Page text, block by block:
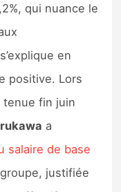
qui nuance le
s’explique en
positive. Lors
tenue fin juin
a
salaire de base
justifiée